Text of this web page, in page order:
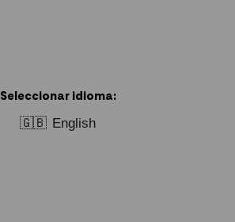
Seleccionar idioma:
🇬🇧 English